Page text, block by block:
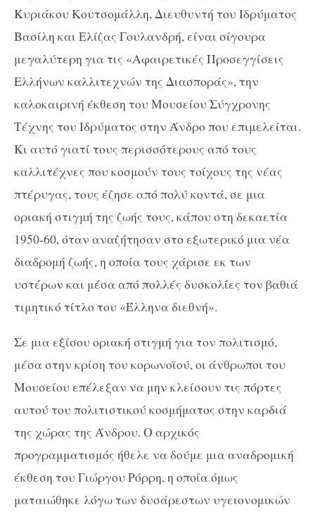
Κυριάκου Κουτσομάλλη, Διευθυντή του Ιδρύματος
Βασίλη και Ελίζας Γουλανδρή, είναι σίγουρα
μεγαλύτερη για τις «Αφαιρετικές Προσεγγίσεις
Ελλήνων καλλιτεχνών της Διασποράς», την
καλοκαιρινή έκθεση του Μουσείου Σύγχρονης
Τέχνης του Ιδρύματος στην Άνδρο που επιμελείται.
Κι αυτό γιατί τους περισσότερους από τους
καλλιτέχνες που κοσμούν τους τοίχους της νέας
πτέρυγας, τους έζησε από πολύ κοντά, σε μια
οριακή στιγμή της ζωής τους, κάπου στη δεκαετία
1950-60, όταν αναζήτησαν στο εξωτερικό μια νέα
διαδρομή ζωής, η οποία τους χάρισε εκ των
υστέρων και μέσα από πολλές δυσκολίες τον βαθιά
τιμητικό τίτλο του «Έλληνα διεθνή».
Σε μια εξίσου οριακή στιγμή για τον πολιτισμό,
μέσα στην κρίση του κορωνοϊού, οι άνθρωποι του
Μουσείου επέλεξαν να μην κλείσουν τις πόρτες
αυτού του πολιτιστικού κοσμήματος στην καρδιά
της χώρας της Άνδρου. Ο αρχικός
προγραμματισμός ήθελε να δούμε μια αναδρομική
έκθεση του Γιώργου Ρόρρη, η οποία όμως
ματαιώθηκε λόγω των δυσάρεστων υγειονομικών